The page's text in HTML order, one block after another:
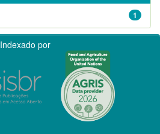
1
Indexado por